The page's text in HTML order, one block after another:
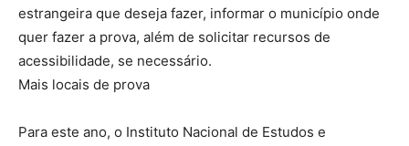
estrangeira que deseja fazer, informar o município onde
quer fazer a prova, além de solicitar recursos de
acessibilidade, se necessário.
Mais locais de prova
Para este ano, o Instituto Nacional de Estudos e